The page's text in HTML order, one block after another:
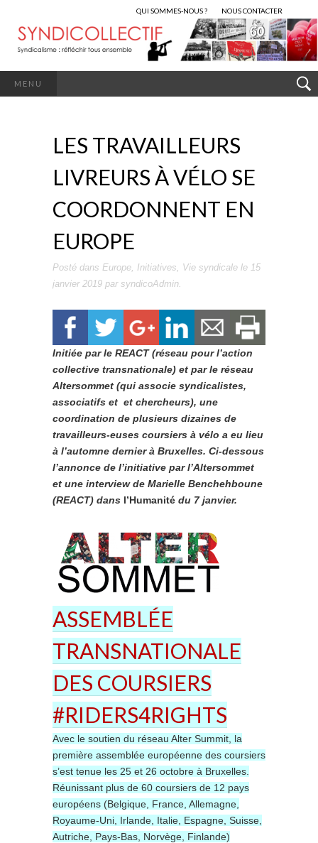
QUI SOMMES-NOUS ? NOUS CONTACTER
MENU
LES TRAVAILLEURS
LIVREURS À VÉLO SE
COORDONNENT EN
EUROPE
Posté dans Europe, Initiatives, Vie syndicale le 15
janvier 2019 par syndicoAdmin.
Initiée par le REACT (réseau pour l’action
collective transnationale) et par le réseau
Altersommet (qui associe syndicalistes,
associatifs et et chercheurs), une
coordination de plusieurs dizaines de
travailleurs-euses coursiers à vélo a eu lieu
à l’automne dernier à Bruxelles. Ci-dessous
l’annonce de l’initiative par l’Altersommet
et une interview de Marielle Benchehboune
(REACT) dans l’Humanité du 7 janvier.
ASSEMBLÉE
TRANSNATIONALE
DES COURSIERS
#RIDERS4RIGHTS
Avec le soutien du réseau Alter Summit, la
première assemblée européenne des coursiers
s’est tenue les 25 et 26 octobre à Bruxelles.
Réunissant plus de 60 coursiers de 12 pays
européens (Belgique, France, Allemagne,
Royaume-Uni, Irlande, Italie, Espagne, Suisse,
Autriche, Pays-Bas, Norvège, Finlande)